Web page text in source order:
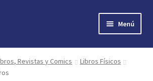
Menú
Revistas y Comics
Libros Físicos